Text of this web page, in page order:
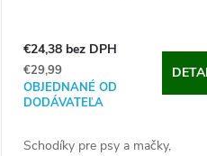
€24,38 bez DPH
€29,99
OBJEDNANÉ OD
DODÁVATEĽA
Schodíky pre psy a mačky,